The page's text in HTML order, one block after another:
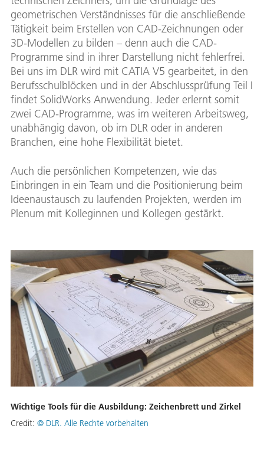
geometrischen Verständnisses für die anschließende
Tätigkeit beim Erstellen von CAD-Zeichnungen oder
3D-Modellen zu bilden – denn auch die CAD-
Programme sind in ihrer Darstellung nicht fehlerfrei.
Bei uns im DLR wird mit CATIA V5 gearbeitet, in den
Berufsschulblöcken und in der Abschlussprüfung Teil I
findet SolidWorks Anwendung. Jeder erlernt somit
zwei CAD-Programme, was im weiteren Arbeitsweg,
unabhängig davon, ob im DLR oder in anderen
Branchen, eine hohe Flexibilität bietet.
Auch die persönlichen Kompetenzen, wie das
Einbringen in ein Team und die Positionierung beim
Ideenaustausch zu laufenden Projekten, werden im
Plenum mit Kolleginnen und Kollegen gestärkt.
Wichtige Tools für die Ausbildung: Zeichenbrett und Zirkel
Credit: © DLR. Alle Rechte vorbehalten